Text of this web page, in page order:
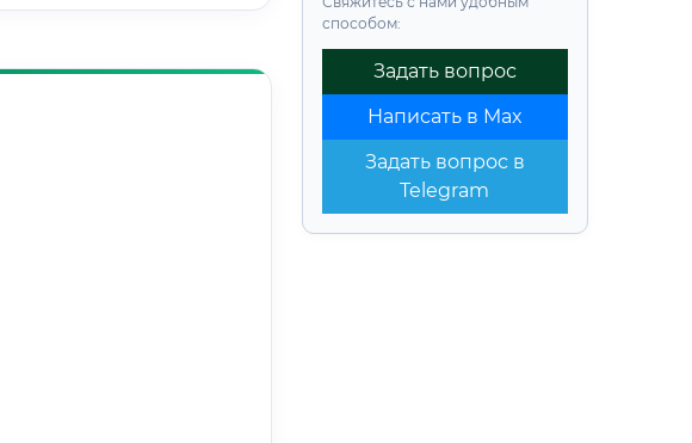
способом:
Задать вопрос
Написать в Max
Задать вопрос в
Telegram